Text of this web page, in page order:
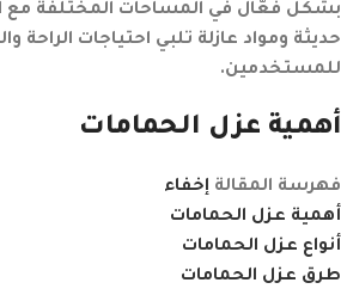
بشكل فعّال في المساحات المختلفة مع
حديثة ومواد عازلة تلبي احتياجات الراحة
للمستخدمين.
أهمية عزل الحمامات
فهرسة المقالة إخفاء
أهمية عزل الحمامات
أنواع عزل الحمامات
طرق عزل الحمامات